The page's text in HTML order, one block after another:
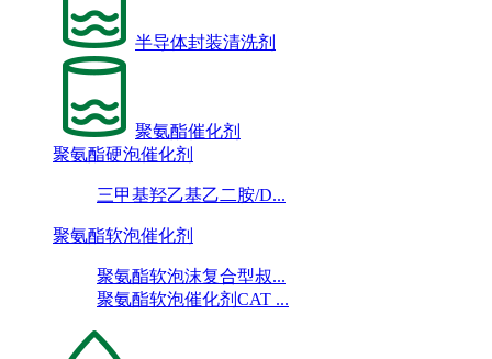
半导体封装清洗剂
聚氨酯催化剂
聚氨酯硬泡催化剂
三甲基羟乙基乙二胺/D...
聚氨酯软泡催化剂
聚氨酯软泡沫复合型叔...
聚氨酯软泡催化剂CAT ...